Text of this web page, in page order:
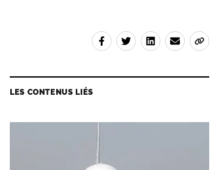
LES CONTENUS LIÉS